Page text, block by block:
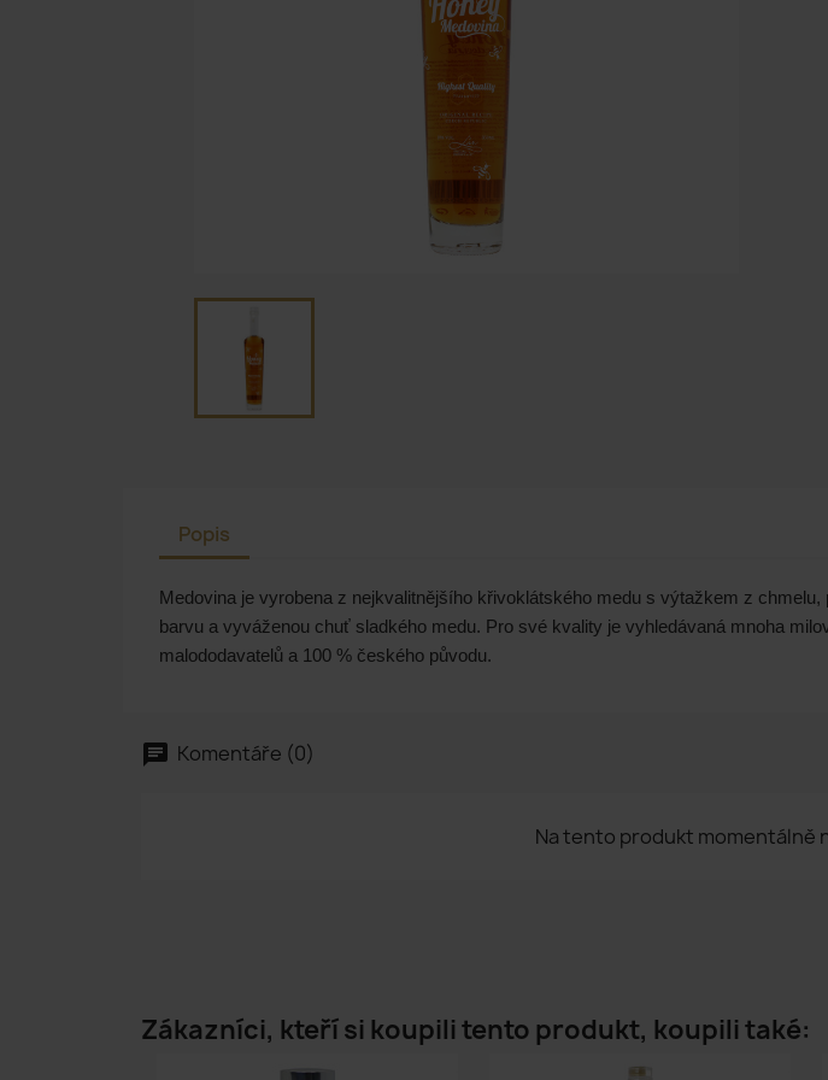
Popis
Medovina je vyrobena z nejkvalitnějšího křivoklátského medu s výtažkem z
barvu a vyváženou chuť sladkého medu. Pro své kvality je vyhledávaná mnoha
malododavatelů a 100 % českého původu.
chat Komentáře (0)
Na tento produkt momentálně
Zákazníci, kteří si koupili tento produkt, koupili také: